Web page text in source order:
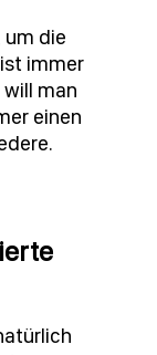
die
immer
man
einen